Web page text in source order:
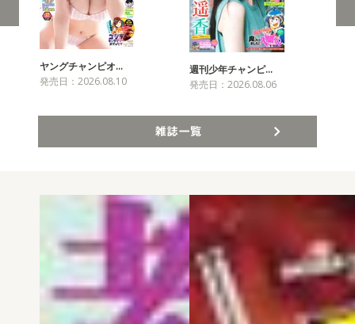
ヤングチャンピオ…
発売日：2026.08.10
週刊少年チャンピ…
発売日：2026.08.06